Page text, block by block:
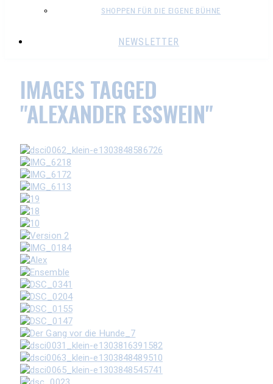
SHOPPEN FÜR DIE EIGENE BÜHNE
NEWSLETTER
IMAGES TAGGED
"ALEXANDER ESSWEIN"